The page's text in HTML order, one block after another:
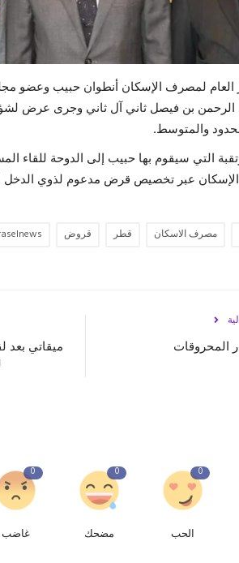
العام لمصرف الإسكان أنطوان حبيب وعضو
الرحمن بن فيصل ثاني آل ثاني وجرى عرض
والمتوسط.
التي سيقوم بها حبيب إلى الدوحة للقاء
عبر تخصيص قرض مدعوم لذوي الدخل
مصرف الاسكان قطر قروض
ميقاتي بعد
المحروقات
0
الحب
0
مضحك
0
غاضب